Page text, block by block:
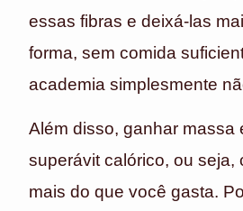
essas fibras e deixá-las
forma, sem comida
academia simplesmente
Além disso, ganhar massa
superávit calórico, ou seja,
mais do que você gasta.